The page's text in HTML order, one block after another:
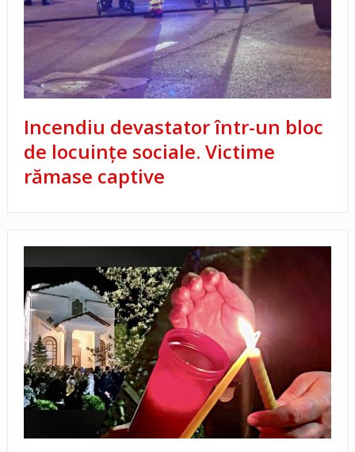
Incendiu devastator într-un bloc
de locuințe sociale. Victime
rămase captive